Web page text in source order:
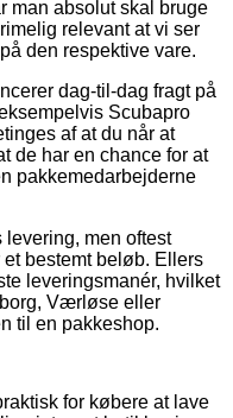
man absolut skal bruge
relevant at vi ser
den respektive vare.
dag-til-dag fragt på
Scubapro
af at du når at
de har en chance for at
pakkemedarbejderne
levering, men oftest
bestemt beløb. Ellers
leveringsmanér, hvilket
Værløse eller
til en pakkeshop.
for købere at lave